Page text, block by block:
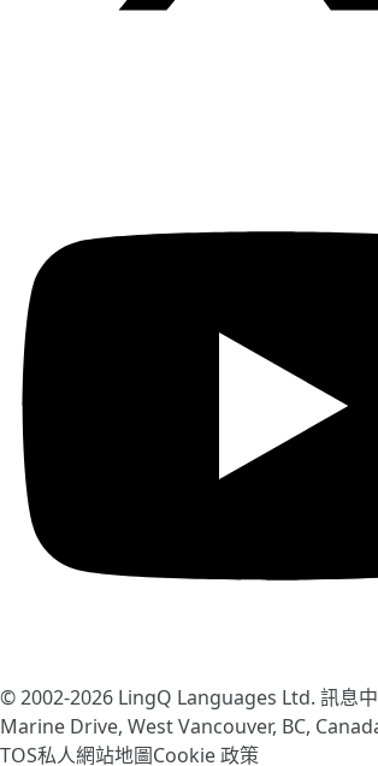
© 2002-2026 LingQ Languages Ltd. 訊息
Marine Drive, West Vancouver, BC,
TOS私人網站地圖Cookie 政策